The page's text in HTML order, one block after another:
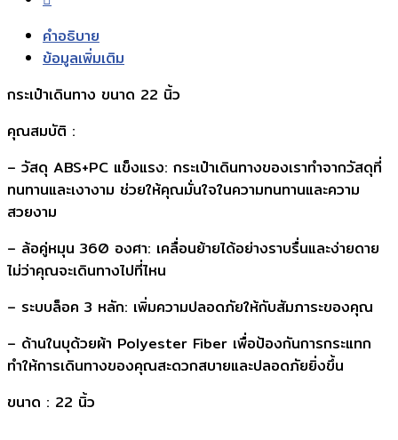
คำอธิบาย
ข้อมูลเพิ่มเติม
กระเป๋าเดินทาง ขนาด 22 นิ้ว
คุณสมบัติ :
– วัสดุ ABS+PC แข็งแรง: กระเป๋าเดินทางของเราทำจากวัสดุที่
ทนทานและเงางาม ช่วยให้คุณมั่นใจในความทนทานและความ
สวยงาม
– ล้อคู่หมุน 360 องศา: เคลื่อนย้ายได้อย่างราบรื่นและง่ายดาย
ไม่ว่าคุณจะเดินทางไปที่ไหน
– ระบบล็อค 3 หลัก: เพิ่มความปลอดภัยให้กับสัมภาระของคุณ
– ด้านในบุด้วยผ้า Polyester Fiber เพื่อป้องกันการกระแทก
ทำให้การเดินทางของคุณสะดวกสบายและปลอดภัยยิ่งขึ้น
ขนาด : 22 นิ้ว